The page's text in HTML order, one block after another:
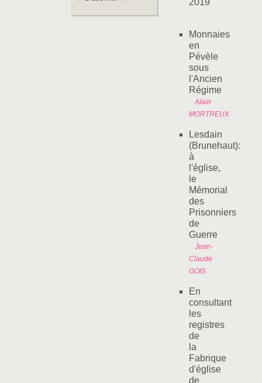
2019
Monnaies
en
Pévèle
sous
l'Ancien
Régime
Alain
MORTREUX
Lesdain
(Brunehaut):
à
l'église,
le
Mémorial
des
Prisonniers
de
Guerre
Jean-
Claude
GOIS
En
consultant
les
registres
de
la
Fabrique
d'église
de